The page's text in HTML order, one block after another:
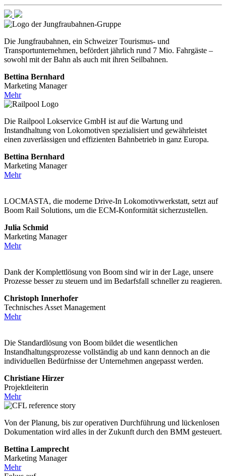
Die Jungfraubahnen, ein Schweizer Tourismus- und
Transportunternehmen, befördert jährlich rund 7 Mio. Fahrgäste –
sowohl mit der Bahn als auch mit ihren Seilbahnen.
Bettina Bernhard
Marketing Manager
Mehr
Die Railpool Lokservice GmbH ist auf die Wartung und
Instandhaltung von Lokomotiven spezialisiert und gewährleistet
einen zuverlässigen und effizienten Bahnbetrieb in ganz Europa.
Bettina Bernhard
Marketing Manager
Mehr
LOCMASTA, die moderne Drive-In Lokomotivwerkstatt, setzt auf
Boom Rail Solutions, um die ECM-Konformität sicherzustellen.
Julia Schmid
Marketing Manager
Mehr
Dank der Komplettlösung von Boom sind wir in der Lage, unsere
Prozesse besser zu steuern und im Bedarfsfall schneller zu reagieren.
Christoph Innerhofer
Technisches Asset Management
Mehr
Die Standardlösung von Boom bildet die wesentlichen
Instandhaltungsprozesse vollständig ab und kann dennoch an die
individuellen Bedürfnisse der Unternehmen angepasst werden.
Christiane Hirzer
Projektleiterin
Mehr
Von der Planung, bis zur operativen Durchführung und lückenlosen
Dokumentation wird alles in der Zukunft durch den BMM gesteuert.
Bettina Lamprecht
Marketing Manager
Mehr